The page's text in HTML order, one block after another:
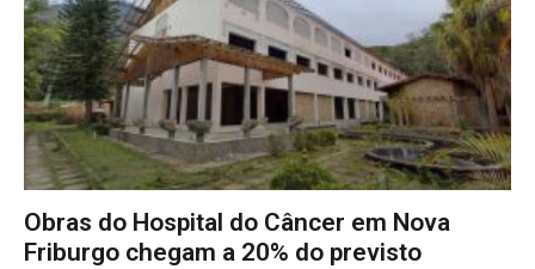
Obras do Hospital do Câncer em Nova
Friburgo chegam a 20% do previsto